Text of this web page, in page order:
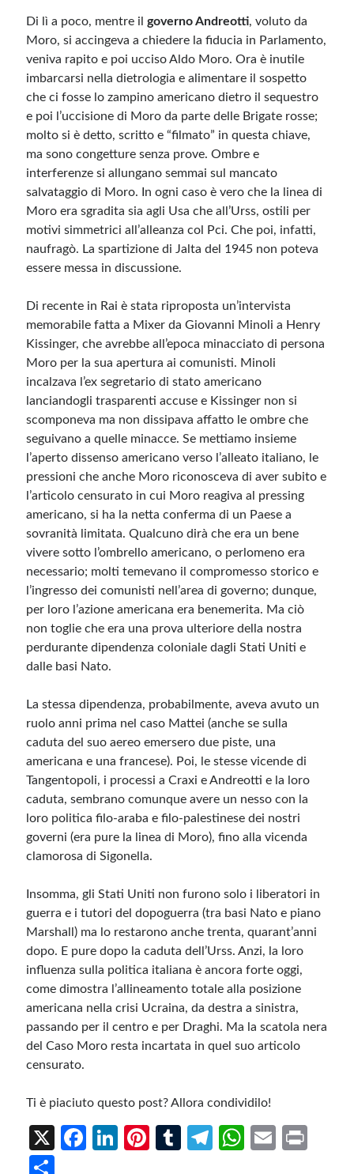
Di lì a poco, mentre ilgoverno Andreotti, voluto da
Moro, si accingeva a chiedere la fiducia in Parlamento,
veniva rapito e poi ucciso Aldo Moro. Ora è inutile
imbarcarsi nella dietrologia e alimentare il sospetto
che ci fosse lo zampino americano dietro il sequestro
e poi l’uccisione di Moro da parte delle Brigate rosse;
molto si è detto, scritto e “filmato” in questa chiave,
ma sono congetture senza prove. Ombre e
interferenze si allungano semmai sul mancato
salvataggio di Moro. In ogni caso è vero che la linea di
Moro era sgradita sia agli Usa che all’Urss, ostili per
motivi simmetrici all’alleanza col Pci. Che poi, infatti,
naufragò. La spartizione di Jalta del 1945 non poteva
essere messa in discussione.
Di recente in Rai è stata riproposta un’intervista
memorabile fatta a Mixer da Giovanni Minoli a Henry
Kissinger, che avrebbe all’epoca minacciato di persona
Moro per la sua apertura ai comunisti. Minoli
incalzava l’ex segretario di stato americano
lanciandogli trasparenti accuse e Kissinger non si
scomponeva ma non dissipava affatto le ombre che
seguivano a quelle minacce. Se mettiamo insieme
l’aperto dissenso americano verso l’alleato italiano, le
pressioni che anche Moro riconosceva di aver subito e
l’articolo censurato in cui Moro reagiva al pressing
americano, si ha la netta conferma di un Paese a
sovranità limitata. Qualcuno dirà che era un bene
vivere sotto l’ombrello americano, o perlomeno era
necessario; molti temevano il compromesso storico e
l’ingresso dei comunisti nell’area di governo; dunque,
per loro l’azione americana era benemerita. Ma ciò
non toglie che era una prova ulteriore della nostra
perdurante dipendenza coloniale dagli Stati Uniti e
dalle basi Nato.
La stessa dipendenza, probabilmente, aveva avuto un
ruolo anni prima nel caso Mattei (anche se sulla
caduta del suo aereo emersero due piste, una
americana e una francese). Poi, le stesse vicende di
Tangentopoli, i processi a Craxi e Andreotti e la loro
caduta, sembrano comunque avere un nesso con la
loro politica filo-araba e filo-palestinese dei nostri
governi (era pure la linea di Moro), fino alla vicenda
clamorosa di Sigonella.
Insomma, gli Stati Uniti non furono solo i liberatori in
guerra e i tutori del dopoguerra (tra basi Nato e piano
Marshall) ma lo restarono anche trenta, quarant’anni
dopo. E pure dopo la caduta dell’Urss. Anzi, la loro
influenza sulla politica italiana è ancora forte oggi,
come dimostra l’allineamento totale alla posizione
americana nella crisi Ucraina, da destra a sinistra,
passando per il centro e per Draghi. Ma la scatola nera
del Caso Moro resta incartata in quel suo articolo
censurato.
Ti è piaciuto questo post? Allora condividilo!
X
Fa
Li
Pi
T
Te
W
E